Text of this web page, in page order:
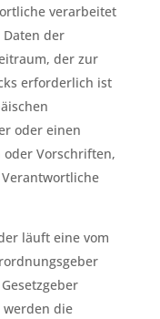
verarbeitet
der
der zur
erforderlich ist
oder einen
oder Vorschriften,
läuft eine vom
werden die